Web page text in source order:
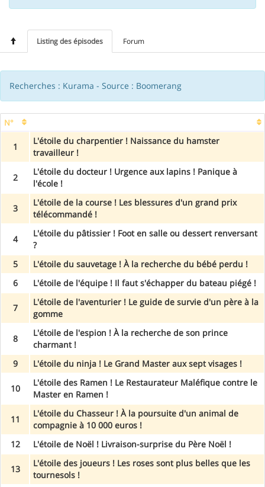
Listing des épisodes Forum
Recherches : Kurama - Source : Boomerang
N°
1
L'étoile du charpentier ! Naissance du hamster
travailleur !
2
L'étoile du docteur ! Urgence aux lapins ! Panique à
l'école !
3
L'étoile de la course ! Les blessures d'un grand prix
télécommandé !
4
L'étoile du pâtissier ! Foot en salle ou dessert renversant
?
5
L'étoile du sauvetage ! À la recherche du bébé perdu !
6
L'étoile de l'équipe ! Il faut s'échapper du bateau piégé !
7
L'étoile de l'aventurier ! Le guide de survie d'un père à la
gomme
8
L'étoile de l'espion ! À la recherche de son prince
charmant !
9
L'étoile du ninja ! Le Grand Master aux sept visages !
10
L'étoile des Ramen ! Le Restaurateur Maléfique contre le
Master en Ramen !
11
L'étoile du Chasseur ! À la poursuite d'un animal de
compagnie à 10 000 euros !
12
L'étoile de Noël ! Livraison-surprise du Père Noël !
13
L'étoile des joueurs ! Les roses sont plus belles que les
tournesols !